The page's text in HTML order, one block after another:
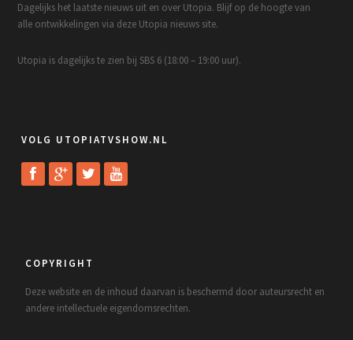
Dagelijks het laatste nieuws uit en over Utopia. Blijf op de hoogte van
alle ontwikkelingen via deze Utopia nieuws site.
Utopia is dagelijks te zien bij SBS 6 (18:00 – 19:00 uur).
VOLG UTOPIATVSHOW.NL
COPYRIGHT
Deze website en de inhoud daarvan is beschermd door auteursrecht en
andere intellectuele eigendomsrechten.